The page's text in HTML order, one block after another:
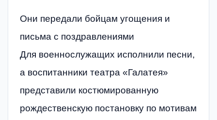
Они передали бойцам угощения и
письма с поздравлениями
Для военнослужащих исполнили песни,
а воспитанники театра «Галатея»
представили костюмированную
рождественскую постановку по мотивам